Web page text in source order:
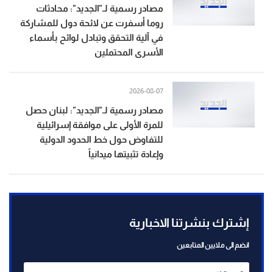
مصادر رسمية لـ"الجديد": محادثات
روما أسفرت عن لائحة دول للمشاركة
في آلية التحقق وتبادل لوائح بأسماء
الأسرى المحتملين
مصادر رسمية لـ"الجديد": لبنان حصل
للمرة الأولى على موافقة إسرائيلية
للتفاوض حول خط الحدود الدولية
وإعادة تثبيتها ميدانياً
2026-08-07
إشترك بنشرتنا الاخبارية
انضم الى ملايين المتابعين